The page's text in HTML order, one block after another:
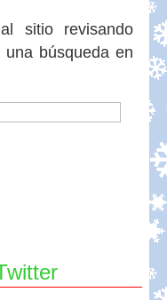
sitio revisando
búsqueda en